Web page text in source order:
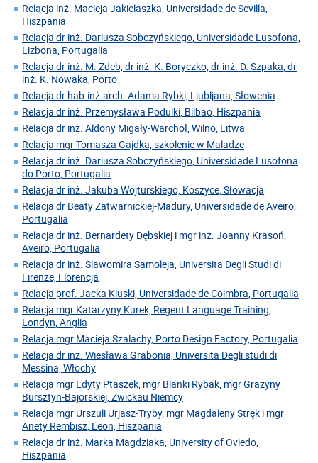
Relacja inż. Macieja Jakielaszka, Universidade de Sevilla,
Hiszpania
Relacja dr inż. Dariusza Sobczyńskiego, Universidade Lusofona,
Lizbona, Portugalia
Relacja dr inż. M. Zdeb, dr inż. K. Boryczko, dr inż. D. Szpaka, dr
inż. K. Nowaka, Porto
Relacja dr hab.inż.arch. Adama Rybki, Ljubljana, Słowenia
Relacja dr inż. Przemysława Podulki, Bilbao, Hiszpania
Relacja dr inż. Aldony Migały-Warchoł, Wilno, Litwa
Relacja mgr Tomasza Gajdka, szkolenie w Maladze
Relacja dr inż. Dariusza Sobczyńskiego, Universidade Lusofona
do Porto, Portugalia
Relacja dr inż. Jakuba Wojturskiego, Koszyce, Słowacja
Relacja dr Beaty Zatwarnickiej-Madury, Universidade de Aveiro,
Portugalia
Relacja dr inż. Bernardety Dębskiej i mgr inż. Joanny Krasoń,
Aveiro, Portugalia
Relacja dr inż. Slawomira Samoleja, Universita Degli Studi di
Firenze, Florencja
Relacja prof. Jacka Kluski, Universidade de Coimbra, Portugalia
Relacja mgr Katarzyny Kurek, Regent Language Training,
Londyn, Anglia
Relacja mgr Macieja Szalachy, Porto Design Factory, Portugalia
Relacja dr inż. Wiesława Grabonia, Universita Degli studi di
Messina, Włochy
Relacja mgr Edyty Ptaszek, mgr Blanki Rybak, mgr Grażyny
Bursztyn-Bajorskiej, Zwickau Niemcy
Relacja mgr Urszuli Urjasz-Tryby, mgr Magdaleny Stręk i mgr
Anety Rembisz, Leon, Hiszpania
Relacja dr inż. Marka Magdziaka, University of Oviedo,
Hiszpania